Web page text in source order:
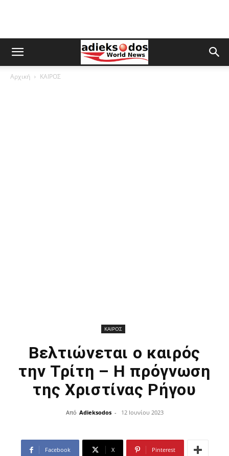
Αρχική ΚΑΙΡΟΣ
ΚΑΙΡΟΣ
Βελτιώνεται ο καιρός
την Τρίτη – Η πρόγνωση
της Χριστίνας Ρήγου
Από Adieksodos - 12 Ιουνίου 2023
Facebook X Pinterest